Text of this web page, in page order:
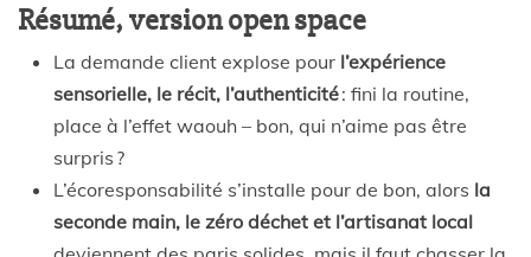
Résumé, version open space
La demande client explose pour l’expérience
sensorielle, le récit, l’authenticité: fini la routine,
place à l’effet waouh – bon, qui n’aime pas être
surpris ?
L’écoresponsabilité s’installe pour de bon, alors la
seconde main, le zéro déchet et l’artisanat local